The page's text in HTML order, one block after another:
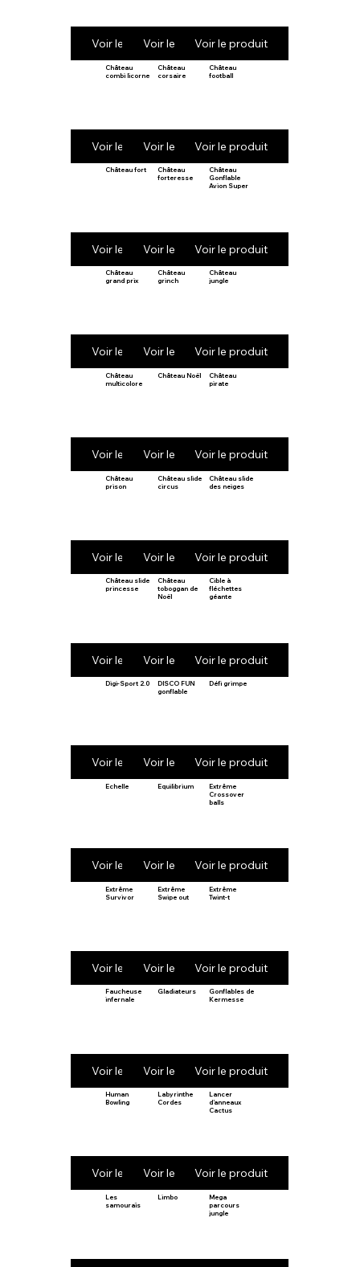
Voir le produitVoir le produitVoir le produit
Château
combi licorne
Voir le produit
Château
corsaire
Voir le produit
Château
football
Voir le produit
Château fort
Voir le produit
Château
forteresse
Voir le produit
Château
Gonflable
Avion Super
Voir le produit
Château
grand prix
Voir le produit
Château
grinch
Voir le produit
Château
jungle
Voir le produit
Château
multicolore
Voir le produit
Château Noël
Voir le produit
Château
pirate
Voir le produit
Château
prison
Voir le produit
Château slide
circus
Voir le produit
Château slide
des neiges
Voir le produit
Château slide
princesse
Voir le produit
Château
toboggan de
Noël
Voir le produit
Cible à
fléchettes
géante
Voir le produit
Digi-Sport 2.0
Voir le produit
DISCO FUN
gonflable
Voir le produit
Défi grimpe
Voir le produit
Echelle
Voir le produit
Equilibrium
Voir le produit
Extrême
Crossover
balls
Voir le produit
Extrême
Survivor
Voir le produit
Extrême
Swipe out
Voir le produit
Extrême
Twint-t
Voir le produit
Faucheuse
infernale
Voir le produit
Gladiateurs
Voir le produit
Gonflables de
Kermesse
Voir le produit
Human
Bowling
Voir le produit
Labyrinthe
Cordes
Voir le produit
Lancer
d’anneaux
Cactus
Voir le produit
Les
samouraïs
Limbo
Mega
parcours
jungle